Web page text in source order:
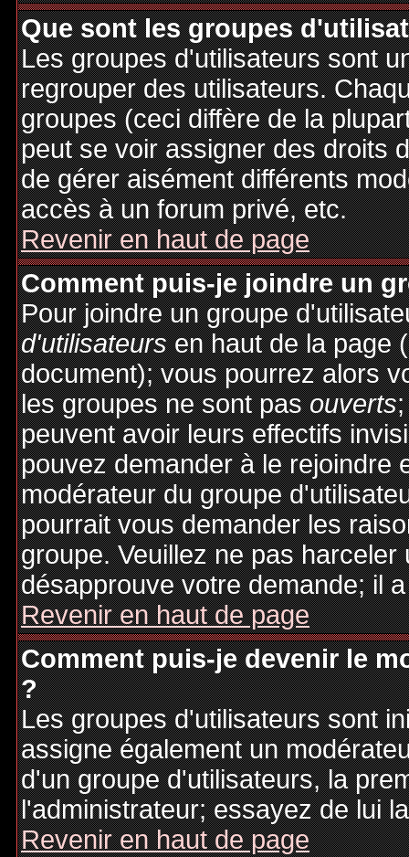
Que sont les groupes
Les groupes d'utilisateurs sont
regrouper des utilisateurs.
groupes (ceci diffère de la
peut se voir assigner des droits
de gérer aisément différents
accès à un forum privé, etc.
Revenir en haut de page
Comment puis-je joindre un
Pour joindre un groupe
d'utilisateursen haut de la page
document); vous pourrez alors
les groupes ne sont pasouverts
peuvent avoir leurs effectifs
pouvez demander à le rejoindre
modérateur du groupe
pourrait vous demander les
groupe. Veuillez ne pas
désapprouve votre demande; il
Revenir en haut de page
Comment puis-je devenir le
?
Les groupes d'utilisateurs sont
assigne également un
d'un groupe d'utilisateurs, la
l'administrateur; essayez de lui
Revenir en haut de page